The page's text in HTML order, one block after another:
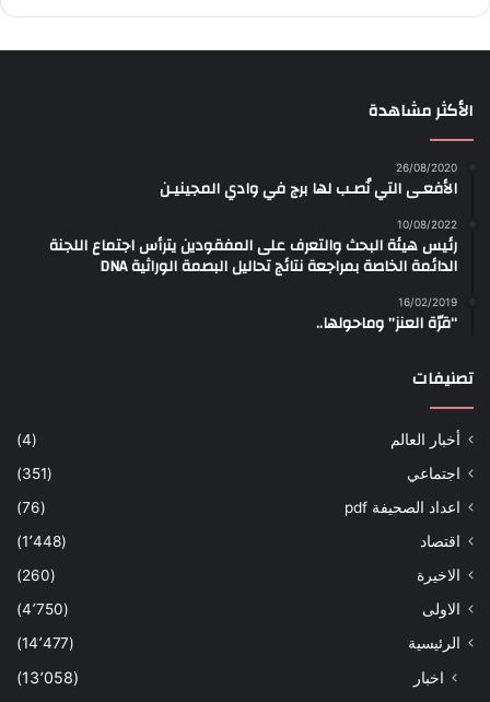
الأكثر مشاهدة
26/08/2020
الأفعـى التي نُصـب لها برج في وادي المجينيـن
10/08/2022
رئيس هيئة البحث والتعرف على المفقودين يترأس اجتماع اللجنة
الدائمة الخاصة بمراجعة نتائج تحاليل البصمة الوراثية DNA
16/02/2019
“قرّة العنز” وماحولها..
تصنيفات
أخبار العالم
(4)
اجتماعي
(351)
اعداد الصحيفة pdf
(76)
اقتصاد
(1٬448)
الاخيرة
(260)
الاولى
(4٬750)
الرئيسية
(14٬477)
اخبار (13٬058)